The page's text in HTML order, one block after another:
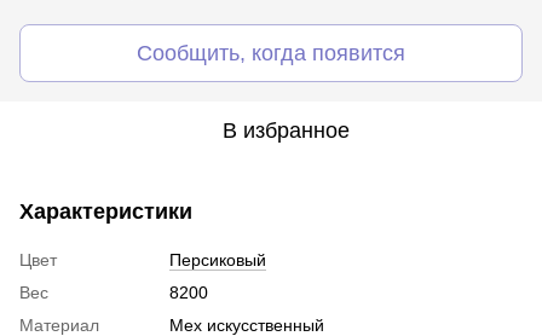
Сообщить, когда появится
В избранное
Характеристики
Цвет
Персиковый
Вес
8200
Материал
Мех искусственный